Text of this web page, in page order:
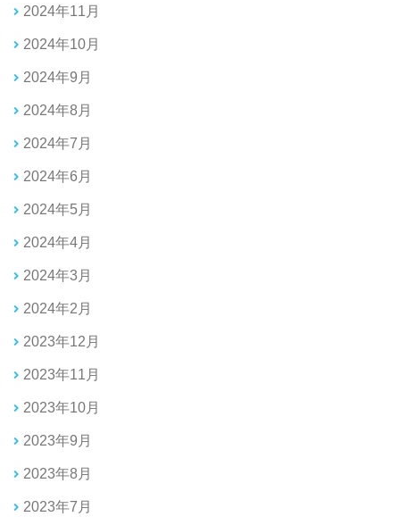
2024年11月
2024年10月
2024年9月
2024年8月
2024年7月
2024年6月
2024年5月
2024年4月
2024年3月
2024年2月
2023年12月
2023年11月
2023年10月
2023年9月
2023年8月
2023年7月